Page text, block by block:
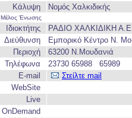
Κάλυψη
Νομός Χαλκιδικής
Μέλος Ένωσης
Ιδιοκτήτης
ΡΑΔΙΟ ΧΑΛΚΙΔΙΚΗ
Διεύθυνση
Εμπορικό Κέντρο Ν.
Περιοχή
63200 Ν.Μουδανιά
Τηλέφωνα
23730 65988 65989
E-mail
Στείλτε mail
WebSite
Live
OnDemand